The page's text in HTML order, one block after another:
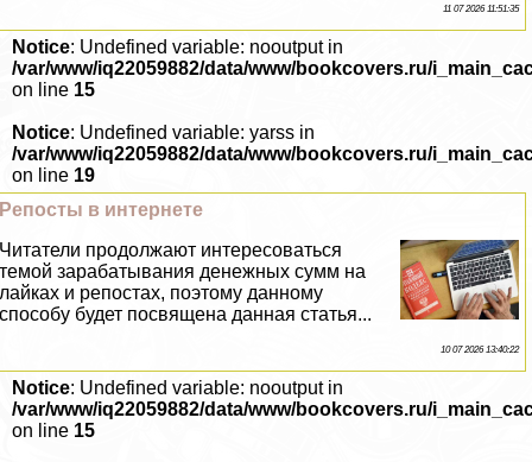
11 07 2026 11:51:35
Notice: Undefined variable: nooutput in
/var/www/iq22059882/data/www/bookcovers.ru/
on line 15
Notice: Undefined variable: yarss in
/var/www/iq22059882/data/www/bookcovers.ru/
on line 19
Репосты в интернете
Читатели продолжают интересоваться
темой заpaбатывания денежных сумм на
лайках и репостах, поэтому данному
способу будет посвящена данная статья...
10 07 2026 13:40:22
Notice: Undefined variable: nooutput in
/var/www/iq22059882/data/www/bookcovers.ru/
on line 15